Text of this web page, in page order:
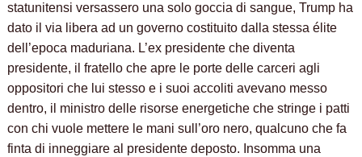
statunitensi versassero una solo goccia di sangue, Trump ha
dato il via libera ad un governo costituito dalla stessa élite
dell’epoca maduriana. L’ex presidente che diventa
presidente, il fratello che apre le porte delle carceri agli
oppositori che lui stesso e i suoi accoliti avevano messo
dentro, il ministro delle risorse energetiche che stringe i patti
con chi vuole mettere le mani sull’oro nero, qualcuno che fa
finta di inneggiare al presidente deposto. Insomma una